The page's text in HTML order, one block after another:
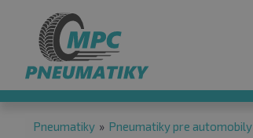
Pneumatiky » Pneumatiky pre automobily